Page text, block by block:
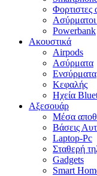
Φορτιστες
Ασύρματοι
Powerbank
Ακουστικά
Airpods
Ασύρματα
Ενσύρματα
Κεφαλής
Ηχεία
Αξεσουάρ
Μέσα
Βάσεις
Laptop-Pc
Σταθερή
Gadgets
Smart